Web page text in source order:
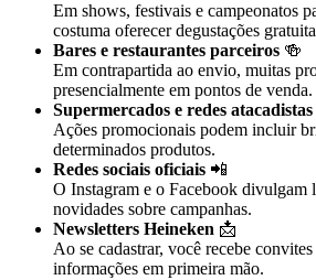
Em shows, festivais e campeonatos
costuma oferecer degustações
Bares e restaurantes parceiros 🍻
Em contrapartida ao envio, muitas
presencialmente em pontos de venda.
Supermercados e redes atacadistas
Ações promocionais podem incluir
determinados produtos.
Redes sociais oficiais 📲
O Instagram e o Facebook divulgam
novidades sobre campanhas.
Newsletters Heineken 📩
Ao se cadastrar, você recebe
informações em primeira mão.